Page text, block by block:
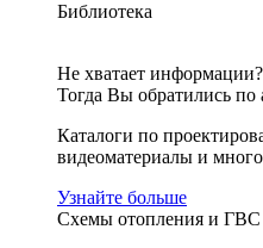
Библиотека
Не хватает информации?
Тогда Вы обратились по
Каталоги по
видеоматериалы и
Узнайте больше
Схемы отопления и ГВС